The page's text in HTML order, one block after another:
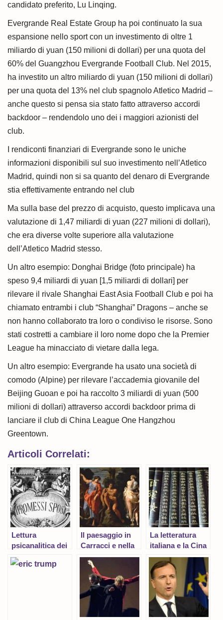
candidato preferito, Lu Linqing.
Evergrande Real Estate Group ha poi continuato la sua
espansione nello sport con un investimento di oltre 1
miliardo di yuan (150 milioni di dollari) per una quota del
60% del Guangzhou Evergrande Football Club. Nel 2015,
ha investito un altro miliardo di yuan (150 milioni di dollari)
per una quota del 13% nel club spagnolo Atletico Madrid –
anche questo si pensa sia stato fatto attraverso accordi
backdoor – rendendolo uno dei i maggiori azionisti del
club.
I rendiconti finanziari di Evergrande sono le uniche
informazioni disponibili sul suo investimento nell’Atletico
Madrid, quindi non si sa quanto del denaro di Evergrande
stia effettivamente entrando nel club
Ma sulla base del prezzo di acquisto, questo implicava una
valutazione di 1,47 miliardi di yuan (227 milioni di dollari),
che era diverse volte superiore alla valutazione
dell’Atletico Madrid stesso.
Un altro esempio: Donghai Bridge (foto principale) ha
speso 9,4 miliardi di yuan [1,5 miliardi di dollari] per
rilevare il rivale Shanghai East Asia Football Club e poi ha
chiamato entrambi i club “Shanghai” Dragons – anche se
non hanno collaborato tra loro o condiviso le risorse. Sono
stati costretti a cambiare il loro nome dopo che la Premier
League ha minacciato di vietare dalla lega.
Un altro esempio: Evergrande ha usato una società di
comodo (Alpine) per rilevare l’accademia giovanile del
Beijing Guoan e poi ha raccolto 3 miliardi di yuan (500
milioni di dollari) attraverso accordi backdoor prima di
lanciare il club di China League One Hangzhou
Greentown.
Articoli Correlati:
Lettura
psicanalitica dei
Promessi Sposi
Il paesaggio in
Carracci e nella
pittura cinese
La letteratura
italiana e la Cina